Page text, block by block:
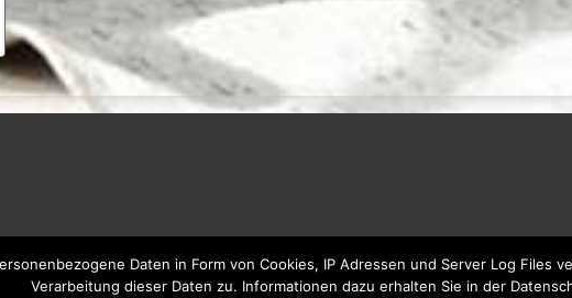
Daten in Form von Cookies, IP Adressen und Server Log Files
Verarbeitung dieser Daten zu. Informationen dazu erhalten Sie in der